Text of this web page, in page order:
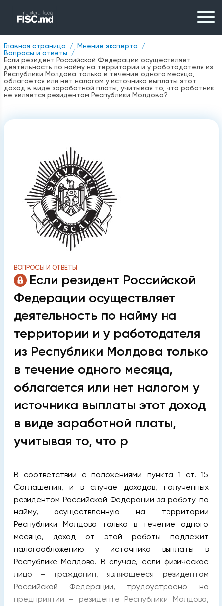
Главная страница
Мнение эксперта
Вопросы и ответы
Если резидент Российской Федерации осуществляет
деятельность по найму на территории и у работодателя из
Республики Молдова только в течение одного месяца,
облагается или нет налогом у источника выплаты этот
доход в виде заработной платы, учитывая то, что работник
не является резидентом Республики Молдова?
ВОПРОСЫ И ОТВЕТЫ
Если резидент Российской
Федерации осуществляет
деятельность по найму на
территории и у работодателя
из Республики Молдова только
в течение одного месяца,
облагается или нет налогом у
источника выплаты этот доход
в виде заработной платы,
учитывая то, что р
В соответствии с положениями пункта 1 ст. 15
Соглашения, и в случае доходов, полученных
резидентом Российской Федерации за работу по
найму, осуществленную на территории
Республики Молдова только в течение одного
месяца, доход от этой работы подлежит
налогообложению у источника выплаты в
Республике Молдова. В случае, если физическое
лицо – гражданин, являющееся резидентом
Российской Федерации, трудоустроено на
предприятии – резиденте Республики Молдова,